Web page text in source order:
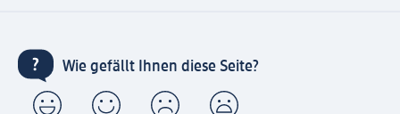
Wie gefällt Ihnen diese Seite?